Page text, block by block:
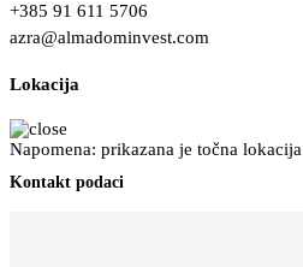
+385 91 611 5706
azra@almadominvest.com
Lokacija
Napomena: prikazana je točna lokacija
Kontakt podaci